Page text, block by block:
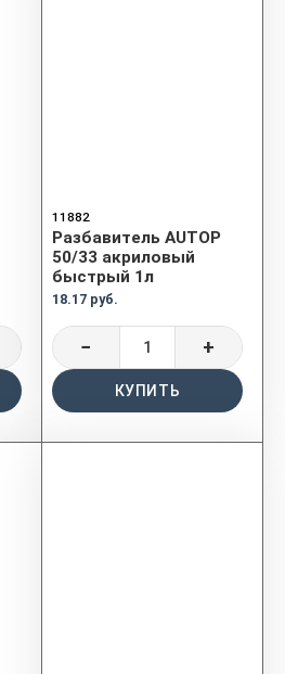
11882
Разбавитель AUTOP
50/33 акриловый
быстрый 1л
18.17 руб.
− +
КУПИТЬ